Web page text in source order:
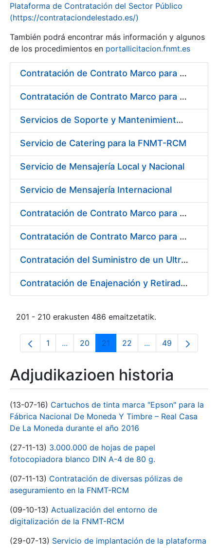
Erakutsi/Ezkutatu
Plataforma de Contratación del Sector Público
(https://contrataciondelestado.es/)
También podrá encontrar más información y algunos
de los procedimientos en portallicitacion.fnmt.es
Contratación de Contrato Marco para el Suministro de Material de Fontanería y Repuestos de Aire Acondicionado, bienio 2018-2019
Contratación de Contrato Marco para el Suministro de Material de Ferretería, Bienio 2018-2019
Servicios de Soporte y Mantenimiento de Licencias de Software IBM para Fábrica Nacional de Moneda y Timbre-Real Casa de la Moneda (FNMT-RCM)
Servicio de Catering para la FNMT-RCM
Servicio de Mensajería Local y Nacional
Servicio de Mensajería Internacional
Contratación de Contrato Marco para el Suministro de Material de Electricidad e Iluminación, Bienio 2018-2019
Contratación de Contrato Marco para el Suministro de Material de Transmisiones, Rodamientos y Estanqueidad, Bienio 2018-2019
Contratación del Suministro de un Ultramicrodurómetro
Contratación de Enajenación y Retirada de Recortes Sobrantes y Desperdicios de Papel Impreso y No Impreso durante 2018
201 - 210 erakusten 486 emaitzetatik.
Orrialdea
1 ...Intermediate Pages Use TAB to navigate.
Orrialdea
20 Orrialdea
21 Orrialdea
22 ...Intermediate
Orrialdea
49
Adjudikazioen historia
(13-07-16) Cartuchos de tinta marca "Epson" para la
Fábrica Nacional De Moneda Y Timbre – Real Casa
De La Moneda durante el año 2016
(27-11-13) 3.000.000 de hojas de papel
fotocopiadora blanco DIN A-4 de 80 g.
(07-11-13) Contratación de diversas pólizas de
aseguramiento en la FNMT-RCM
(09-10-13) Actualización del entorno de
digitalización de la FNMT-RCM
(29-07-13) Servicio de implantación de la plataforma